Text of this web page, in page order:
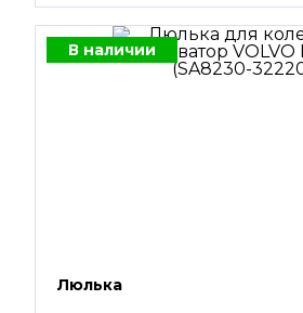
В наличии
Люлька